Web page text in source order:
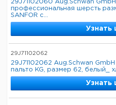
29J71102060 Aug.Schwan GmbH
профессиональная шерсть
SANFOR с...
Узнать
29J71102062
29J71102062 Aug.Schwan
пальто KG, размер 62, белый_
Узнать